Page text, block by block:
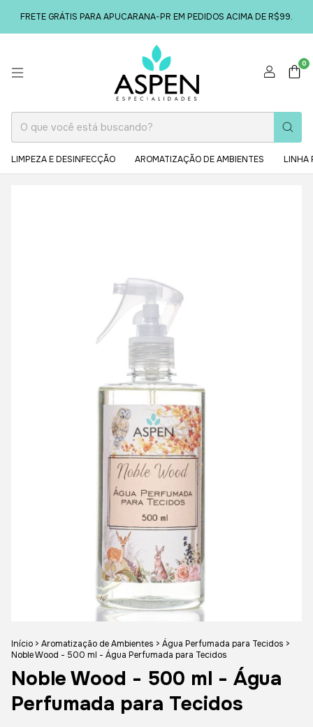
FRETE GRÁTIS PARA APUCARANA-PR EM PEDIDOS ACIMA DE R$99.
0
LIMPEZA E DESINFECÇÃO AROMATIZAÇÃO DE AMBIENTES LINHA
Início > Aromatização de Ambientes > Água Perfumada para Tecidos >
Noble Wood - 500 ml - Água Perfumada para Tecidos
Noble Wood - 500 ml - Água
Perfumada para Tecidos